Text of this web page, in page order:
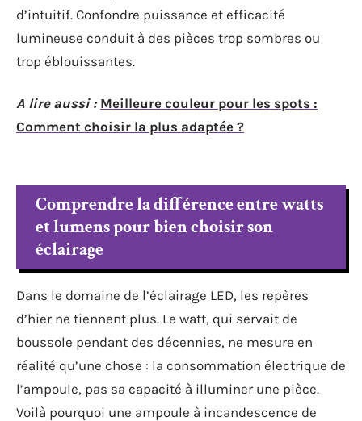
d’intuitif. Confondre puissance et efficacité
lumineuse conduit à des pièces trop sombres ou
trop éblouissantes.
A lire aussi : Meilleure couleur pour les spots :
Comment choisir la plus adaptée ?
Comprendre la différence entre watts
et lumens pour bien choisir son
éclairage
Dans le domaine de l’éclairage LED, les repères
d’hier ne tiennent plus. Le watt, qui servait de
boussole pendant des décennies, ne mesure en
réalité qu’une chose : la consommation électrique de
l’ampoule, pas sa capacité à illuminer une pièce.
Voilà pourquoi une ampoule à incandescence de